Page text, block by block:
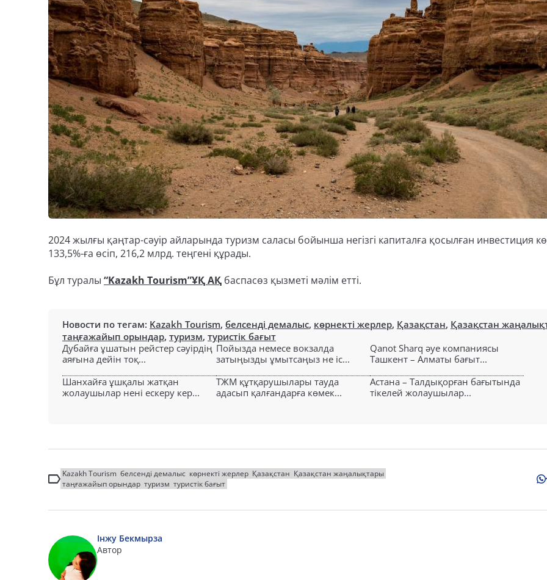
2024 жылғы қаңтар-сәуір айларында туризм саласы бойынша негізгі капиталға қосылған инвестиция
133,5%-ға өсіп, 216,2 млрд. теңгені құрады.
Бұл туралы “Kazakh Tourism”ҰҚ АҚ баспасөз қызметі мәлім етті.
Новости по тегам: Kazakh Tourism, белсенді демалыс, көрнекті жерлер, Қазақстан, Қазақстан
таңғажайып орындар, туризм, туристік бағыт
Дубайға ұшатын рейстер сәуірдің
аяғына дейін тоқ...
Пойызда немесе вокзалда
затыңызды ұмытсаңыз не іс...
Qanot Sharq әуе компаниясы
Ташкент – Алматы бағыт...
Шанхайға ұшқалы жатқан
жолаушылар нені ескеру кер...
ТЖМ құтқарушылары тауда
адасып қалғандарға көмек...
Астана – Талдықорған бағытында
тікелей жолаушылар...
Kazakh Tourism белсенді демалыс көрнекті жерлер Қазақстан Қазақстан жаңалықтары
таңғажайып орындар туризм туристік бағыт
Інжу Бекмырза
Автор